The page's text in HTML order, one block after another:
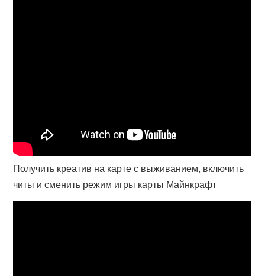
Получить креатив на карте с выживанием, включить
читы и сменить режим игры карты Майнкрафт